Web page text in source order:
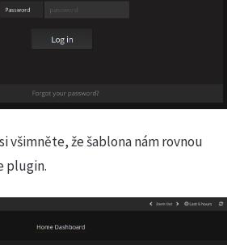
všimněte, že šablona nám rovnou
plugin.